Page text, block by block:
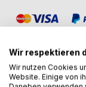
Wir respektieren
Wir nutzen Cookies
Website. Einige von